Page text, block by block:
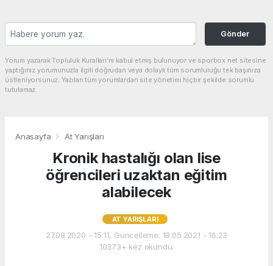
Gönder
Yorum yazarak Topluluk Kuralları’nı kabul etmiş bulunuyor ve sporbox.net sitesine
yaptığınız yorumunuzla ilgili doğrudan veya dolaylı tüm sorumluluğu tek başınıza
üstleniyorsunuz. Yazılan tüm yorumlardan site yönetimi hiçbir şekilde sorumlu
tutulamaz.
Anasayfa At Yarışları
Kronik hastalığı olan lise
öğrencileri uzaktan eğitim
alabilecek
AT YARIŞLARI
27.08.2020 - 15:11, Güncelleme: 18.05.2021 - 16:23
10373+ kez okundu.